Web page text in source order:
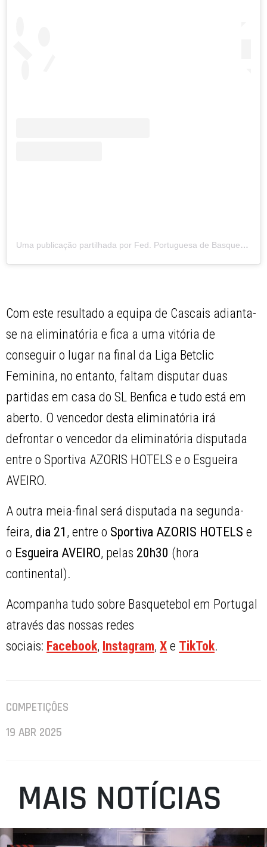
Uma publicação partilhada por Fed. Portuguesa de Basquetebol (@fpbasquetebol)
Com este resultado a equipa de Cascais adianta-
se na eliminatória e fica a uma vitória de
conseguir o lugar na final da Liga Betclic
Feminina, no entanto, faltam disputar duas
partidas em casa do SL Benfica e tudo está em
aberto. O vencedor desta eliminatória irá
defrontar o vencedor da eliminatória disputada
entre o Sportiva AZORIS HOTELS e o Esgueira
AVEIRO.
A outra meia-final será disputada na segunda-
feira, dia 21 , entre o Sportiva AZORIS HOTELS e
o Esgueira AVEIRO, pelas 20h30 (hora
continental).
Acompanha tudo sobre Basquetebol em Portugal
através das nossas redes
sociais: Facebook, Instagram,X e TikTok.
COMPETIÇÕES
19 ABR 2025
MAIS NOTÍCIAS